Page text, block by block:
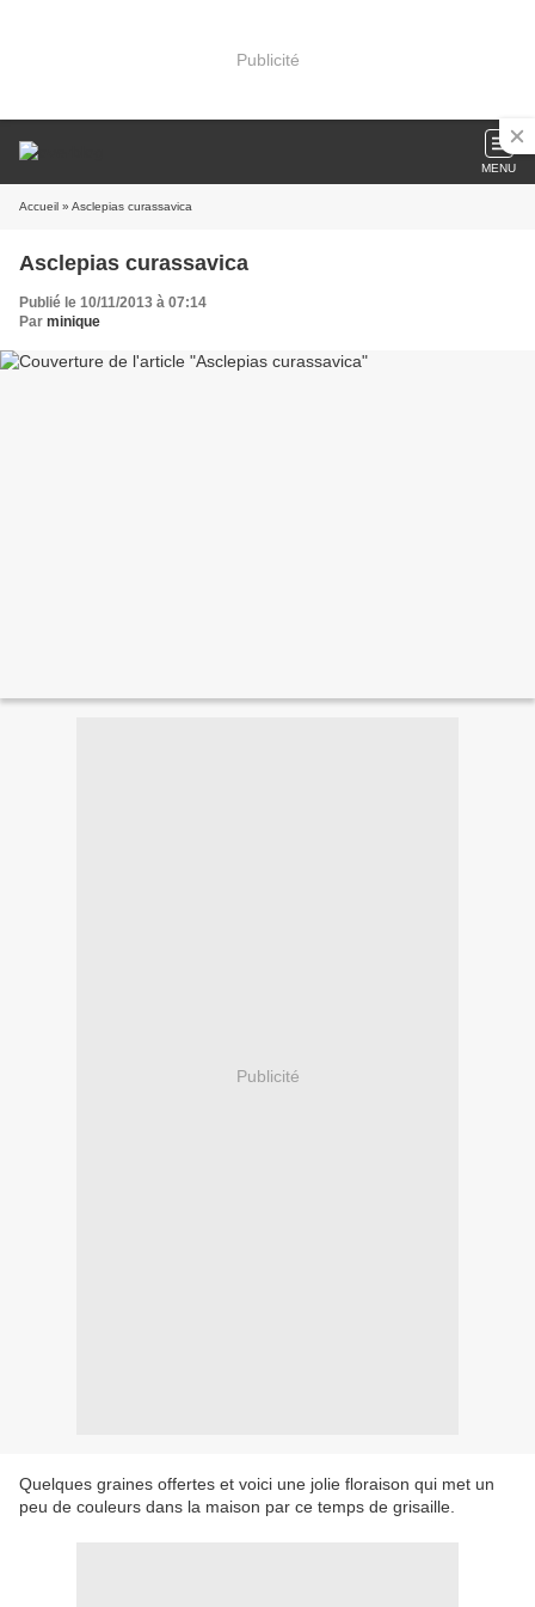
Publicité
MENU
Accueil » Asclepias curassavica
Asclepias curassavica
Publié le 10/11/2013 à 07:14
Par minique
Publicité
Quelques graines offertes et voici une jolie floraison qui met un
peu de couleurs dans la maison par ce temps de grisaille.